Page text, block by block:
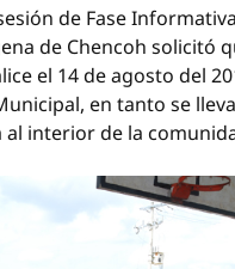
de Fase
de Chencoh solicitó
el 14 de agosto del
en tanto se
al interior de la